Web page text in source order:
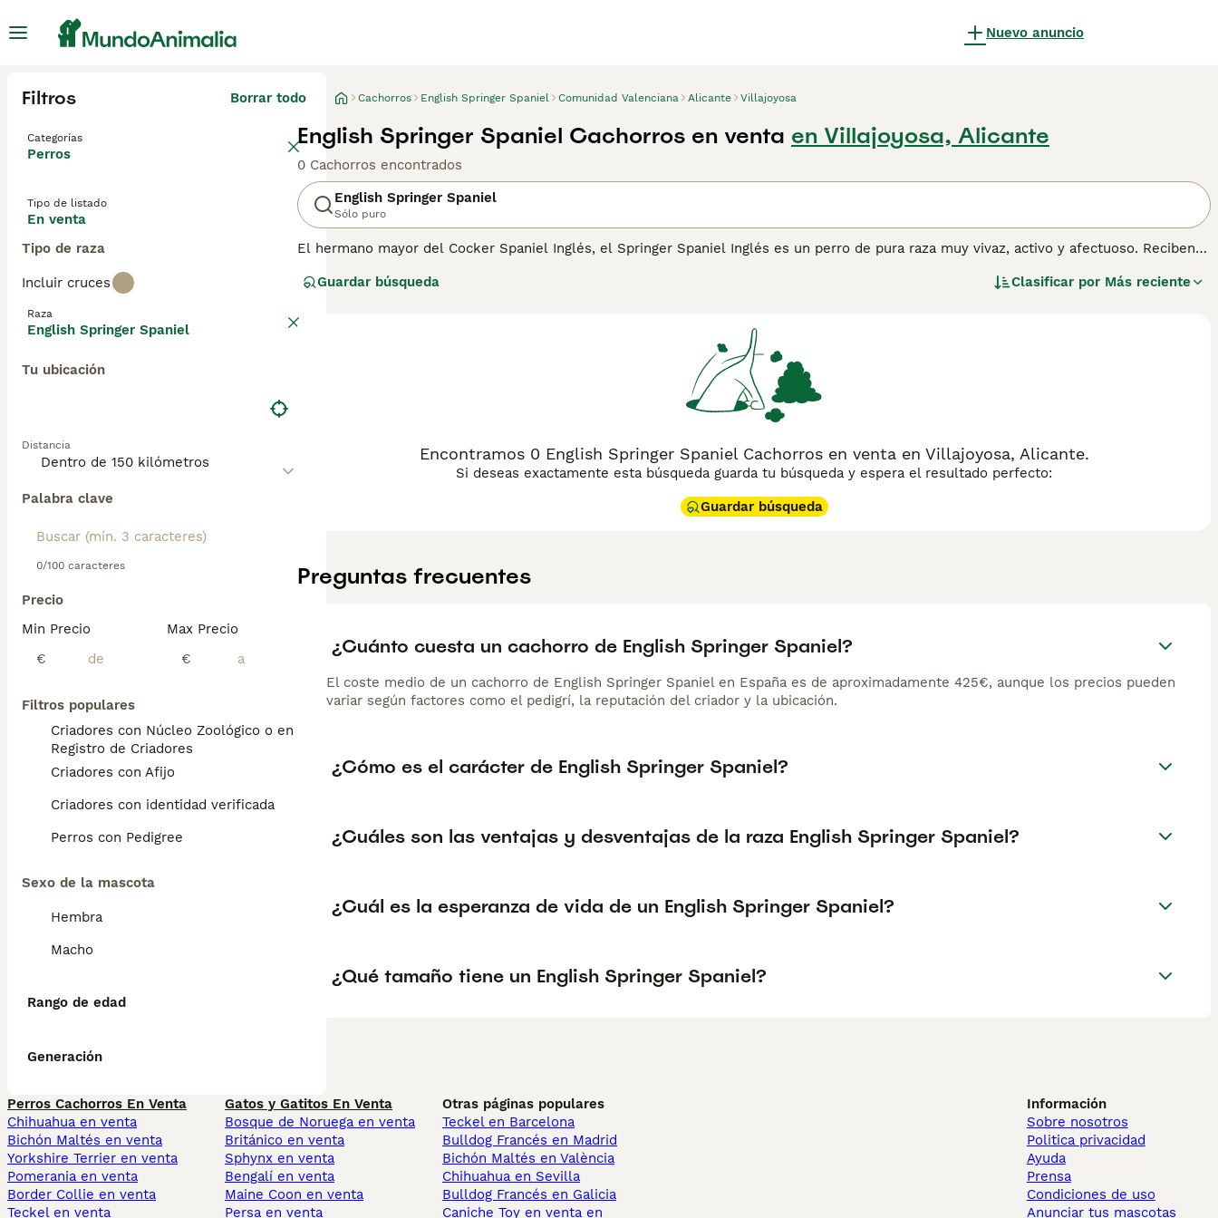
Nuevo anuncio
Filtros Borrar todo
Categorías
Perros
Tipo de listado
En venta
Tipo de raza
Incluir cruces
Raza
English Springer Spaniel
Tu ubicación
Distancia
Palabra clave
0/100 caracteres
Precio
Min Precio
€
Max Precio
€
Filtros populares
Criadores con Núcleo Zoológico o en el
Registro de Criadores
Criadores con Afijo
Criadores con identidad verificada
Perros con Pedigree
Sexo de la mascota
Hembra
Macho
Rango de edad
Generación
Cachorros English Springer Spaniel Comunidad Valenciana Alicante Villajoyosa
English Springer Spaniel Cachorros en venta en Villajoyosa, Alicante
0 Cachorros encontrados
English Springer Spaniel
Sólo puro
El hermano mayor del Cocker Spaniel Inglés, el Springer Spaniel Inglés es un perro de pura raza muy vivaz, activo y afectuoso. Reciben
conocido por su resistencia, por su trabajo incansable durante todo el día en condiciones difíciles antes de volver a casa con la familia
página de consejos de compra de Springer Spaniel Inglés
Guardar búsqueda Clasificar por Más reciente
Encontramos 0 English Springer Spaniel Cachorros en venta en Villajoyosa, Alicante.
Si deseas exactamente esta búsqueda guarda tu búsqueda y espera el resultado perfecto:
Guardar búsqueda
Preguntas frecuentes
¿Cuánto cuesta un cachorro de English Springer Spaniel?
El coste medio de un cachorro de English Springer Spaniel en España es de aproximadamente 425€, aunque los precios pueden
variar según factores como el pedigrí, la reputación del criador y la ubicación.
¿Cómo es el carácter de English Springer Spaniel?
¿Cuáles son las ventajas y desventajas de la raza English Springer Spaniel?
¿Cuál es la esperanza de vida de un English Springer Spaniel?
¿Qué tamaño tiene un English Springer Spaniel?
Perros Cachorros En Venta
Chihuahua en venta
Bichón Maltés en venta
Yorkshire Terrier en venta
Pomerania en venta
Border Collie en venta
Teckel en venta
Gatos y Gatitos En Venta
Bosque de Noruega en venta
Británico en venta
Sphynx en venta
Bengalí en venta
Maine Coon en venta
Persa en venta
Otras páginas populares
Teckel en Barcelona
Bulldog Francés en Madrid
Bichón Maltés en València
Chihuahua en Sevilla
Bulldog Francés en Galicia
Caniche Toy en venta en
Información
Sobre nosotros
Politica privacidad
Ayuda
Prensa
Condiciones de uso
Anunciar tus mascotas